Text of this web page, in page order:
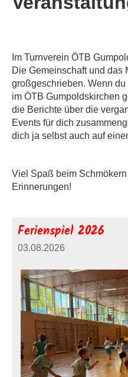
Im Turnverein ÖTB
Die Gemeinschaft und das
großgeschrieben. Wenn
im ÖTB Gumpoldskirchen
die Berichte über die
Events für dich
dich ja selbst auch auf
Viel Spaß beim
Erinnerungen!
Ferienspiel 2026
03.08.2026